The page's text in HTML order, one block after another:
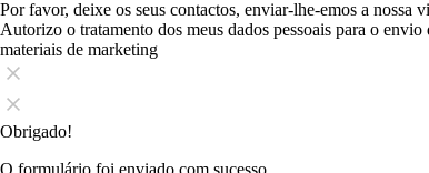
Por favor, deixe os seus contactos, enviar-lhe-emos a nossa
Autorizo o tratamento dos meus dados pessoais para o
materiais de marketing
Obrigado!
O formulário foi enviado com sucesso.